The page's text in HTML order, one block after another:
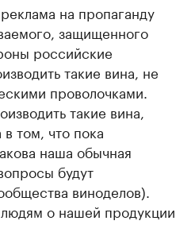
на пропаганду
защищенного
российские
такие вина, не
проволочками.
такие вина,
том, что пока
наша обычная
будут
виноделов).
о нашей продукции